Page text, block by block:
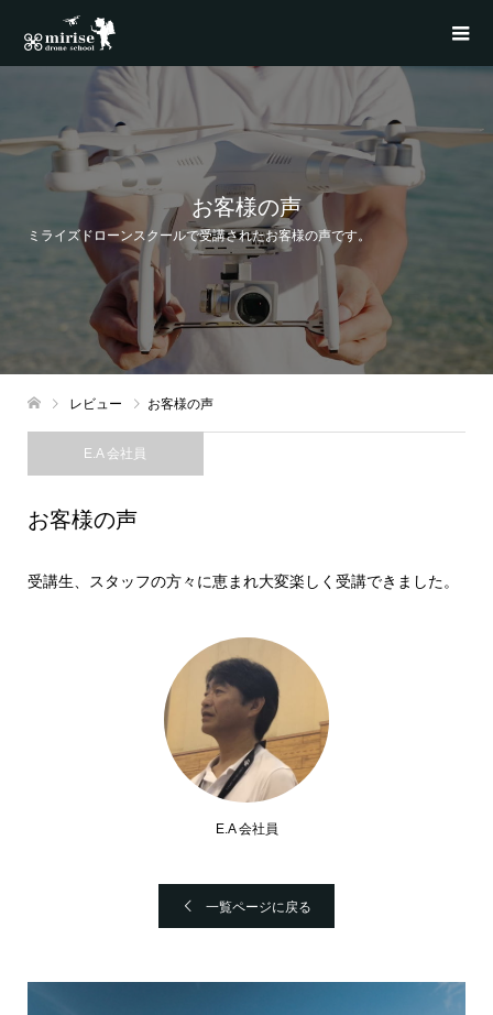
お客様の声
ミライズドローンスクールで受講されたお客様の声です。
レビュー お客様の声
E.A 会社員
お客様の声
受講生、スタッフの方々に恵まれ大変楽しく受講できました。
E.A 会社員
一覧ページに戻る